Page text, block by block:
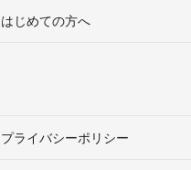
はじめての方へ
プライバシーポリシー